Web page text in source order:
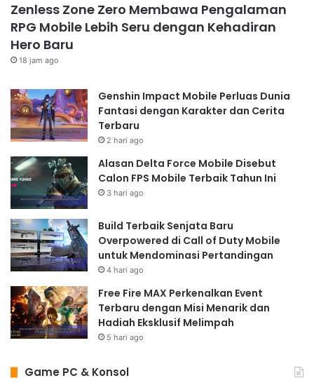
Zenless Zone Zero Membawa Pengalaman
RPG Mobile Lebih Seru dengan Kehadiran
Hero Baru
18 jam ago
Genshin Impact Mobile Perluas Dunia
Fantasi dengan Karakter dan Cerita
Terbaru
2 hari ago
Alasan Delta Force Mobile Disebut
Calon FPS Mobile Terbaik Tahun Ini
3 hari ago
Build Terbaik Senjata Baru
Overpowered di Call of Duty Mobile
untuk Mendominasi Pertandingan
4 hari ago
Free Fire MAX Perkenalkan Event
Terbaru dengan Misi Menarik dan
Hadiah Eksklusif Melimpah
5 hari ago
Game PC & Konsol